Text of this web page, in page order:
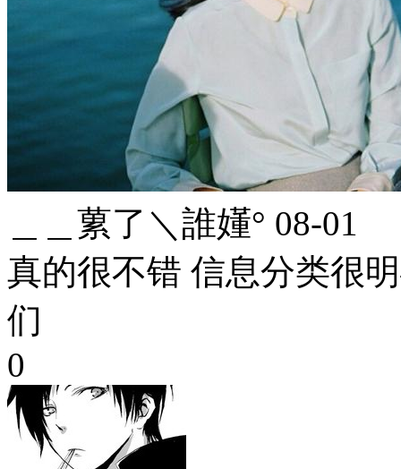
＿＿蔂了＼誰嬞° 08-01
真的很不错 信息分类很
们
0